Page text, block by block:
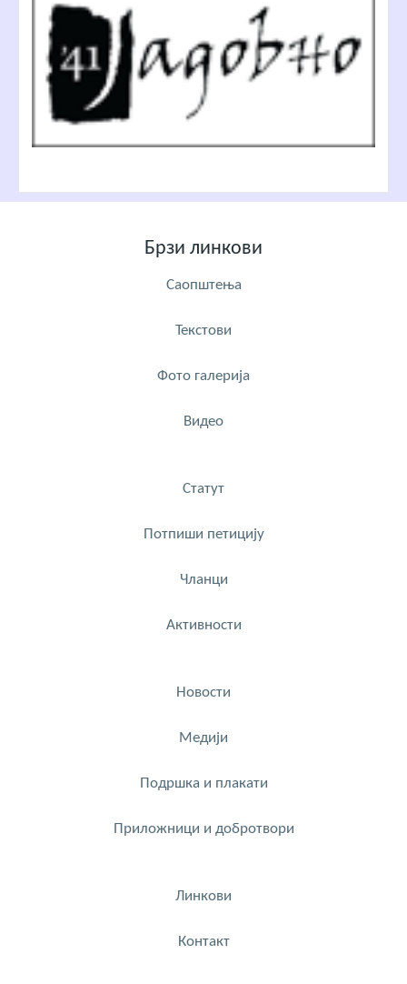
Брзи линкови
Саопштења
Текстови
Фото галерија
Видео
Статут
Потпиши петицију
Чланци
Активности
Новости
Медији
Подршка и плакати
Приложници и добротвори
Линкови
Контакт